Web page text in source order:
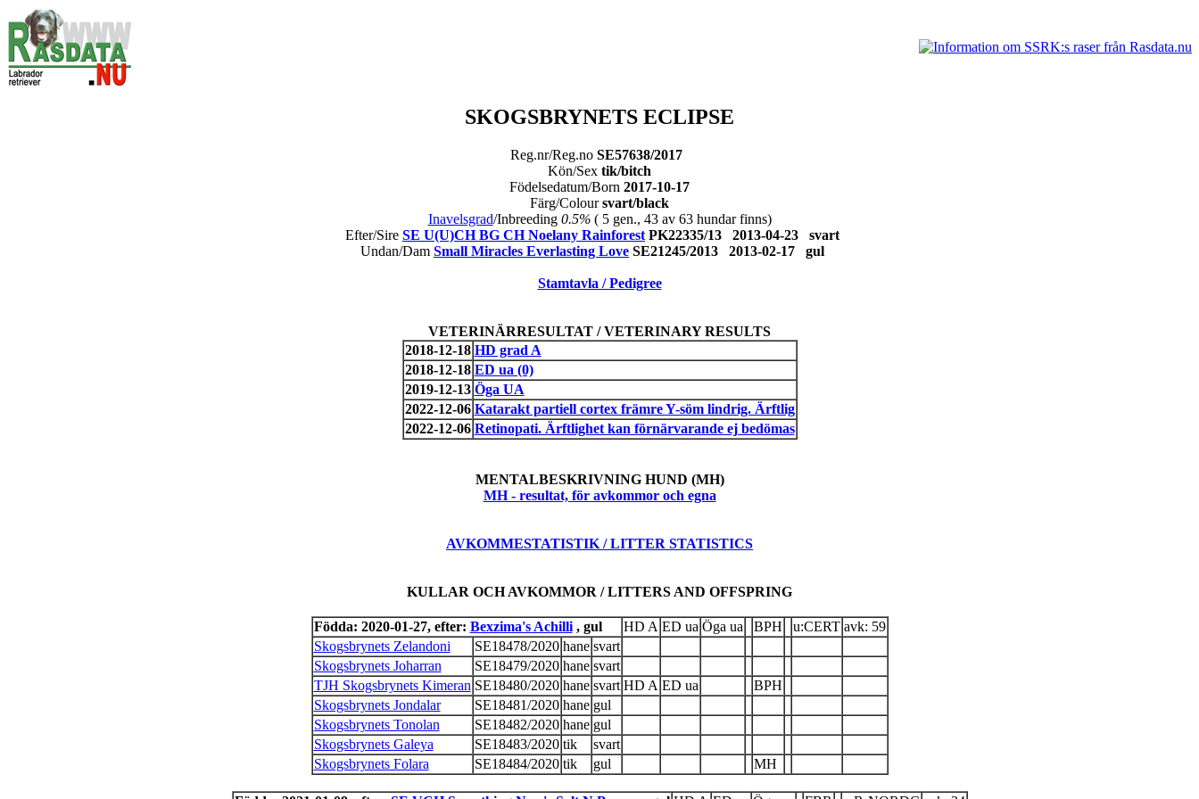
SKOGSBRYNETS ECLIPSE
Reg.nr/Reg.no SE57638/2017
Kön/Sex tik/bitch
Födelsedatum/Born 2017-10-17
Färg/Coloursvart/black
Inavelsgrad/Inbreeding 0.5% ( 5 gen., 43 av 63 hundar finns)
Efter/Sire SE U(U)CH BG CH Noelany Rainforest PK22335/13 2013-04-23 svart
Undan/Dam Small Miracles Everlasting Love SE21245/2013 2013-02-17 gul
Stamtavla / Pedigree
VETERINÄRRESULTAT / VETERINARY RESULTS
2018-12-18 HD grad A
2018-12-18 ED ua (0)
2019-12-13 Öga UA
2022-12-06 Katarakt partiell cortex främre Y-söm lindrig. Ärftlig
2022-12-06 Retinopati. Ärftlighet kan förnärvarande ej bedömas
MENTALBESKRIVNING HUND (MH)
MH - resultat, för avkommor och egna
AVKOMMESTATISTIK / LITTER STATISTICS
KULLAR OCH AVKOMMOR / LITTERS AND OFFSPRING
Födda: 2020-01-27, efter: Bexzima's Achilli, gul HD A ED ua Öga ua BPH u:CERT avk: 59
Skogsbrynets Zelandoni
SE18478/2020 hane svart
Skogsbrynets Joharran
SE18479/2020 hane svart
TJH Skogsbrynets Kimeran SE18480/2020 hane svart HD A ED ua
BPH
Skogsbrynets Jondalar
SE18481/2020 hane gul
Skogsbrynets Tonolan
SE18482/2020 hane gul
Skogsbrynets Galeya
SE18483/2020 tik
svart
Skogsbrynets Folara
SE18484/2020 tik gul MH